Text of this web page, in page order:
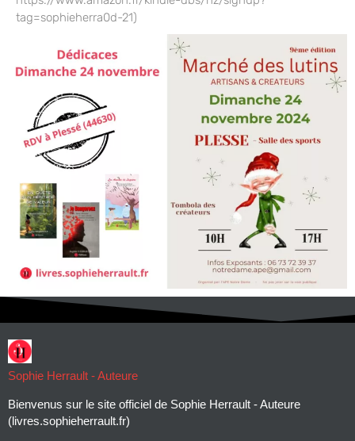
tag=sophieherra0d-21)
Sophie Herrault - Auteure
Bienvenus sur le site officiel de Sophie Herrault - Auteure
(livres.sophieherrault.fr)